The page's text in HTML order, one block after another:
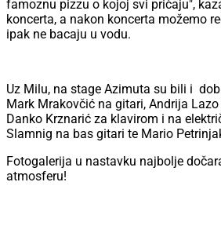
famoznu pizzu o kojoj svi pričaju",
koncerta, a nakon koncerta možemo
ipak ne bacaju u vodu.
Uz Milu, na stage Azimuta su bili i
Mark Mrakovčić na gitari, Andrija
Danko Krznarić za klavirom i na
Slamnig na bas gitari te Mario
Fotogalerija u nastavku najbolje
atmosferu!